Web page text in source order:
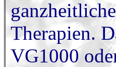
Therapien.
VG1000